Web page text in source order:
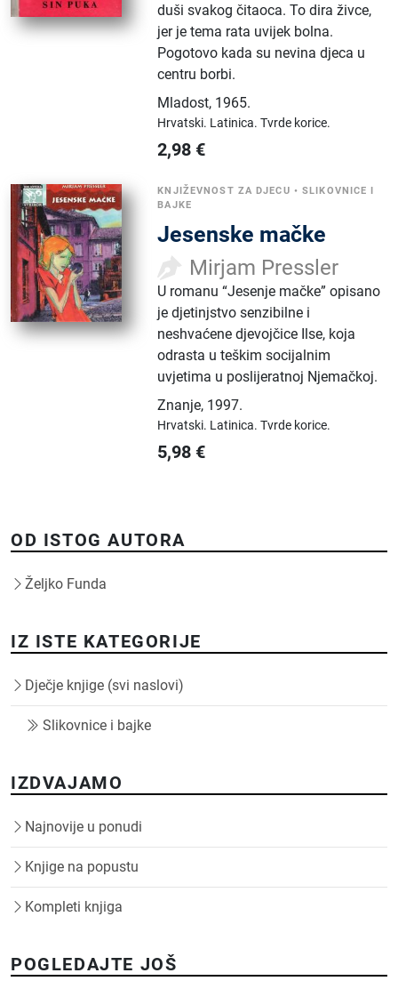
duši svakog čitaoca. To dira živce,
jer je tema rata uvijek bolna.
Pogotovo kada su nevina djeca u
centru borbi.
Mladost, 1965.
Hrvatski. Latinica.Tvrde korice.
2,98 €
KNJIŽEVNOST ZA DJECU •SLIKOVNICE I
BAJKE
Jesenske mačke
Mirjam Pressler
U romanu “Jesenje mačke” opisano
je djetinjstvo senzibilne i
neshvaćene djevojčice Ilse, koja
odrasta u teškim socijalnim
uvjetima u poslijeratnoj Njemačkoj.
Znanje, 1997.
Hrvatski. Latinica.Tvrde korice.
5,98 €
OD ISTOG AUTORA
Željko Funda
IZ ISTE KATEGORIJE
Dječje knjige (svi naslovi)
Slikovnice i bajke
IZDVAJAMO
Najnovije u ponudi
Knjige na popustu
Kompleti knjiga
POGLEDAJTE JOŠ